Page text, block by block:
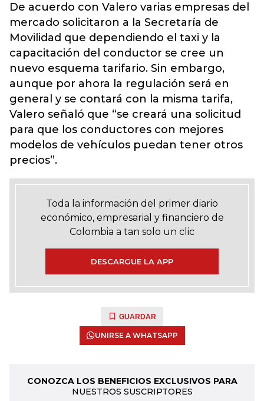
De acuerdo con Valero varias empresas del
mercado solicitaron a la Secretaría de
Movilidad que dependiendo el taxi y la
capacitación del conductor se cree un
nuevo esquema tarifario. Sin embargo,
aunque por ahora la regulación será en
general y se contará con la misma tarifa,
Valero señaló que “se creará una solicitud
para que los conductores con mejores
modelos de vehículos puedan tener otros
precios”.
Toda la información del primer diario
económico, empresarial y financiero de
Colombia a tan solo un clic
DESCARGUE LA APP
GUARDAR
UNIRSE A WHATSAPP
CONOZCA LOS BENEFICIOS EXCLUSIVOS PARA
NUESTROS SUSCRIPTORES